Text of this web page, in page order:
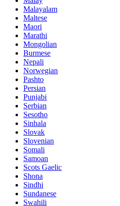
Malayalam
Maltese
Maori
Marathi
Mongolian
Burmese
Nepali
Norwegian
Pashto
Persian
Punjabi
Serbian
Sesotho
Sinhala
Slovak
Slovenian
Somali
Samoan
Scots Gaelic
Shona
Sindhi
Sundanese
Swahili